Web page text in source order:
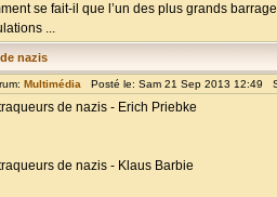
se fait-il que l’un des plus grands
...
nazis
Multimédia Posté le: Sam 21 Sep 2013 12:49
de nazis - Erich Priebke
de nazis - Klaus Barbie